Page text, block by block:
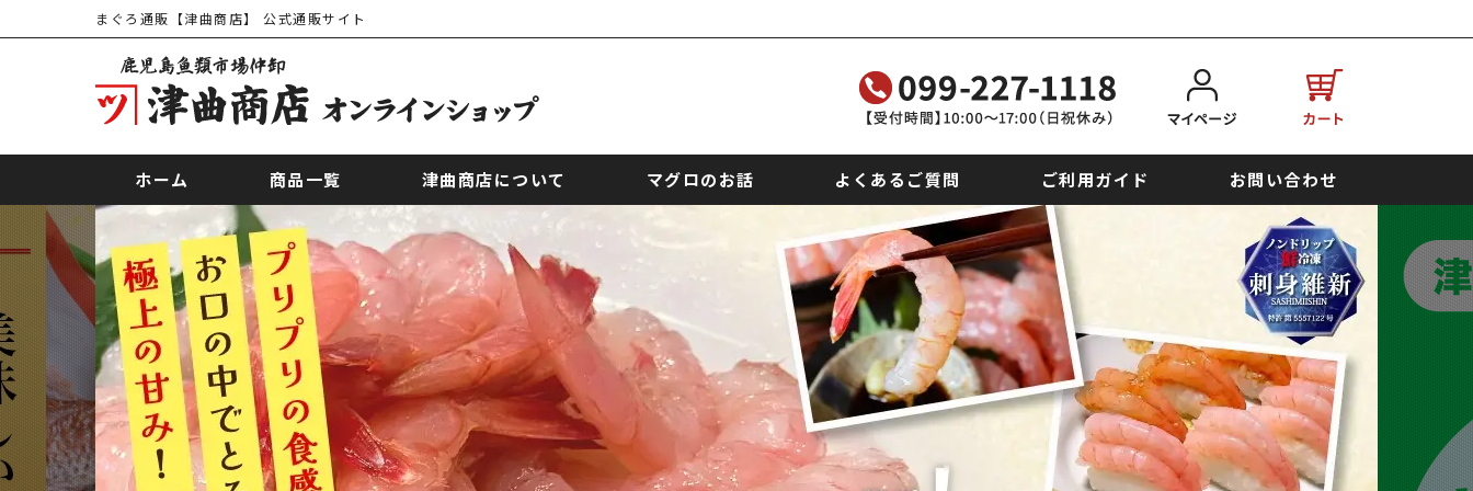
まぐろ通販【津曲商店】 公式通販サイト
ホーム 商品一覧 津曲商店について マグロのお話 よくあるご質問 ご利用ガイド お問い合わせ